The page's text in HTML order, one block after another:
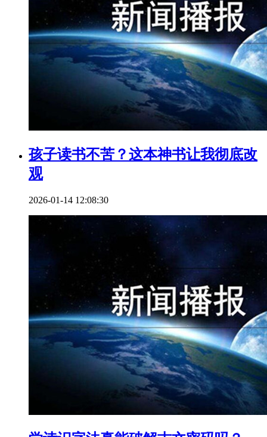
孩子读书不苦？这本神书让我彻底改
观
2026-01-14 12:08:30